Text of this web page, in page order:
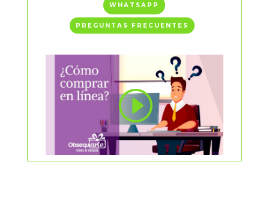
WHATSAPP
PREGUNTAS FRECUENTES